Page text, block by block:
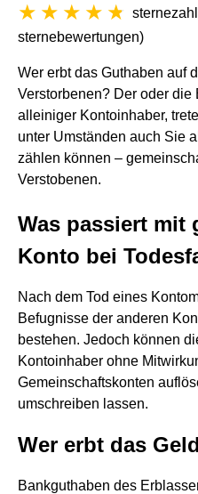
sternebewertungen)
Wer erbt das Guthaben auf
Verstorbenen? Der oder die
alleiniger Kontoinhaber,
unter Umständen auch Sie
zählen können –
Verstobenen.
Was passiert mit
Konto bei
Nach dem Tod eines
Befugnisse der anderen
bestehen. Jedoch können
Kontoinhaber ohne
Gemeinschaftskonten
umschreiben lassen.
Wer erbt das
Bankguthaben des